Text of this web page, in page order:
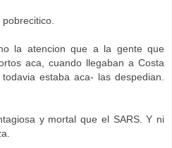
la atencion que a la gente que
aca, cuando llegaban a Costa
estaba aca- las despedian.
y mortal que el SARS. Y ni